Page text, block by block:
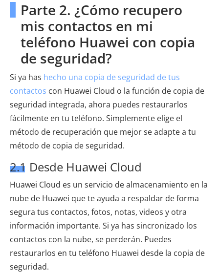
Parte 2. ¿Cómo recupero
mis contactos en mi
teléfono Huawei con copia
de seguridad?
Si ya has hecho una copia de seguridad de tus
contactos con Huawei Cloud o la función de copia de
seguridad integrada, ahora puedes restaurarlos
fácilmente en tu teléfono. Simplemente elige el
método de recuperación que mejor se adapte a tu
método de copia de seguridad.
2.1 Desde Huawei Cloud
Huawei Cloud es un servicio de almacenamiento en la
nube de Huawei que te ayuda a respaldar de forma
segura tus contactos, fotos, notas, videos y otra
información importante. Si ya has sincronizado los
contactos con la nube, se perderán. Puedes
restaurarlos en tu teléfono Huawei desde la copia de
seguridad.